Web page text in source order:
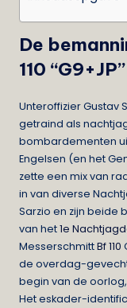
De
110 “G9+JP”
Unteroffizier Gustav
getraind als
bombardementen
Engelsen (en het
zette een mix van
in van diverse
Sarzio en zijn beide
van het1e
MesserschmittBf 110
de overdag-
begin van de
Het eskader-